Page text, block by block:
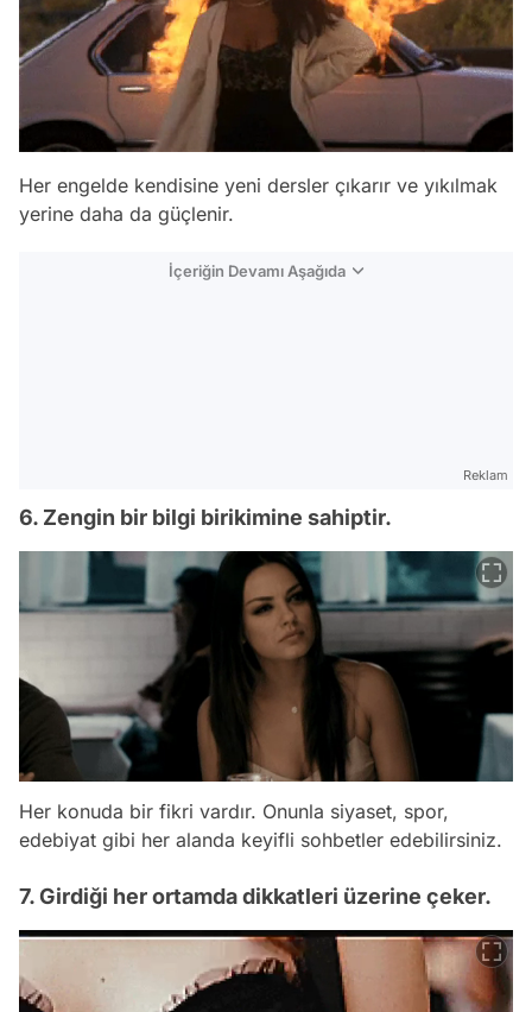
Her engelde kendisine yeni dersler çıkarır ve yıkılmak
yerine daha da güçlenir.
İçeriğin Devamı Aşağıda
Reklam
6. Zengin bir bilgi birikimine sahiptir.
Her konuda bir fikri vardır. Onunla siyaset, spor,
edebiyat gibi her alanda keyifli sohbetler edebilirsiniz.
7. Girdiği her ortamda dikkatleri üzerine çeker.